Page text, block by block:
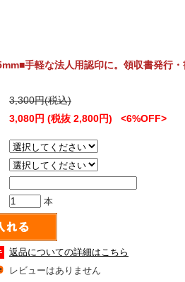
手軽な法人用認印に。領収書発行
3,300円(税込)
3,080円 (税抜 2,800円) <6%OFF>
本
返品についての詳細はこちら
レビューはありません